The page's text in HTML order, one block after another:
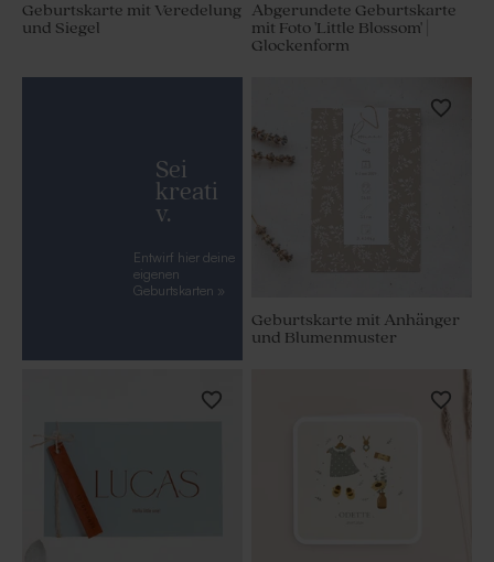
Sei
kreati
v.
Entwirf hier deine
eigenen
Geburtskarten »
Geburtskarte mit Veredelung
und Siegel
Abgerundete Geburtskarte
mit Foto 'Little Blossom' |
Glockenform
Geburtskarte mit Anhänger
und Blumenmuster